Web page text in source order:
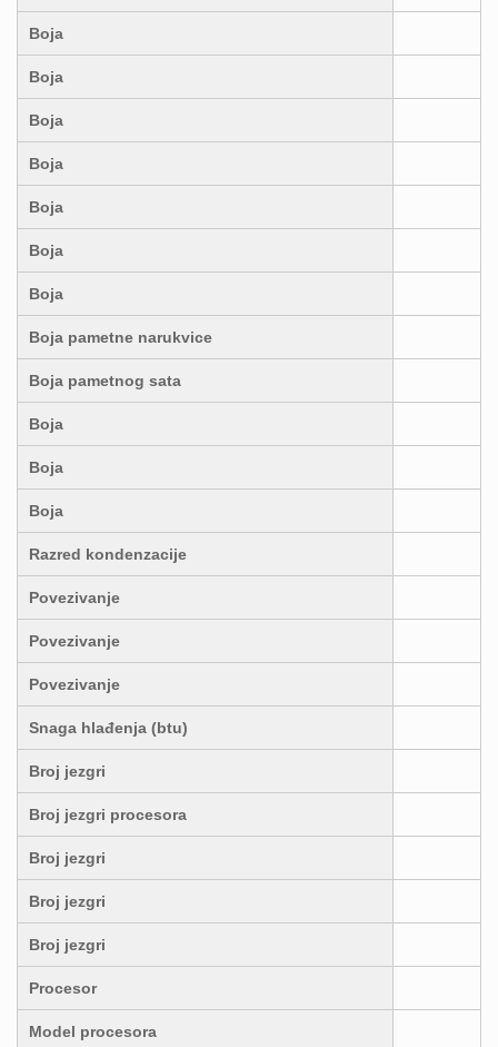
Boja
Boja
Boja
Boja
Boja
Boja
Boja
Boja pametne narukvice
Boja pametnog sata
Boja
Boja
Boja
Razred kondenzacije
Povezivanje
Povezivanje
Povezivanje
Snaga hlađenja (btu)
Broj jezgri
Broj jezgri procesora
Broj jezgri
Broj jezgri
Broj jezgri
Procesor
Model procesora